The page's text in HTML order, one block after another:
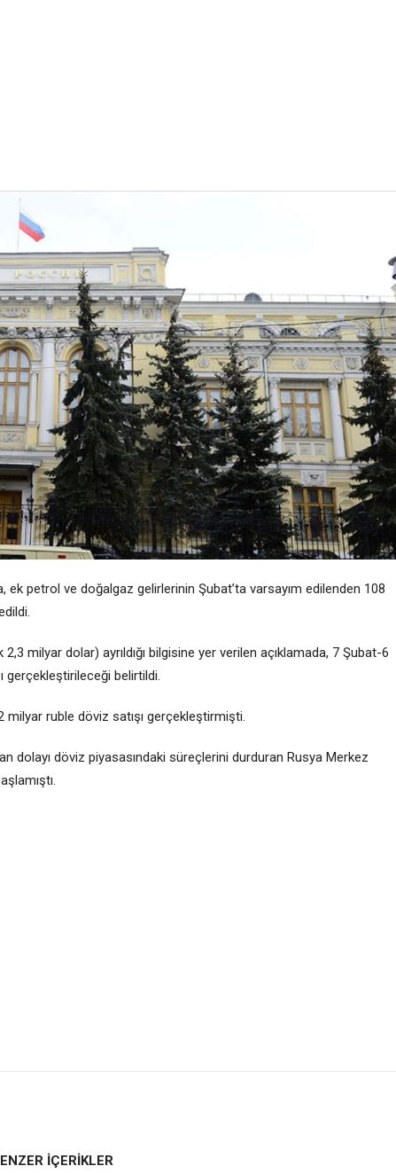
ek petrol ve doğalgaz gelirlerinin Şubat’ta varsayım edilenden 108
milyar dolar) ayrıldığı bilgisine yer verilen açıklamada, 7 Şubat-6
gerçekleştirileceği belirtildi.
milyar ruble döviz satışı gerçekleştirmişti.
dolayı döviz piyasasındaki süreçlerini durduran Rusya Merkez
İÇERİKLER